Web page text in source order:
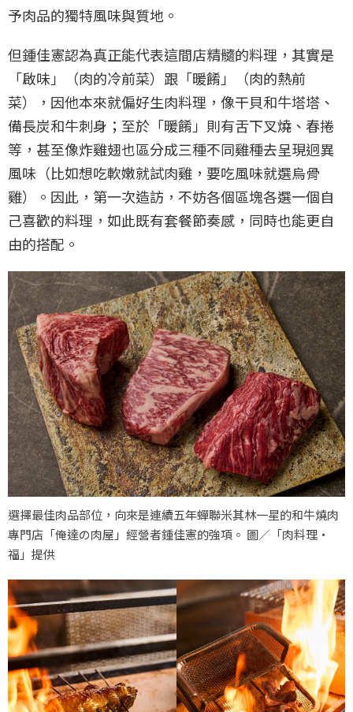
予肉品的獨特風味與質地。
但鍾佳憲認為真正能代表這間店精髓的料理，其實是
「啟味」（肉的冷前菜）跟「暖餚」（肉的熱前
菜），因他本來就偏好生肉料理，像干貝和牛塔塔、
備長炭和牛刺身；至於「暖餚」則有舌下叉燒、春捲
等，甚至像炸雞翅也區分成三種不同雞種去呈現迥異
風味（比如想吃軟嫩就試肉雞，要吃風味就選烏骨
雞）。因此，第一次造訪，不妨各個區塊各選一個自
己喜歡的料理，如此既有套餐節奏感，同時也能更自
由的搭配。
選擇最佳肉品部位，向來是連續五年蟬聯米其林一星的和牛燒肉
專門店「俺達の肉屋」經營者鍾佳憲的強項。 圖／「肉料理‧
福」提供